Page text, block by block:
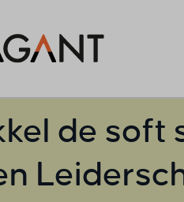
de soft